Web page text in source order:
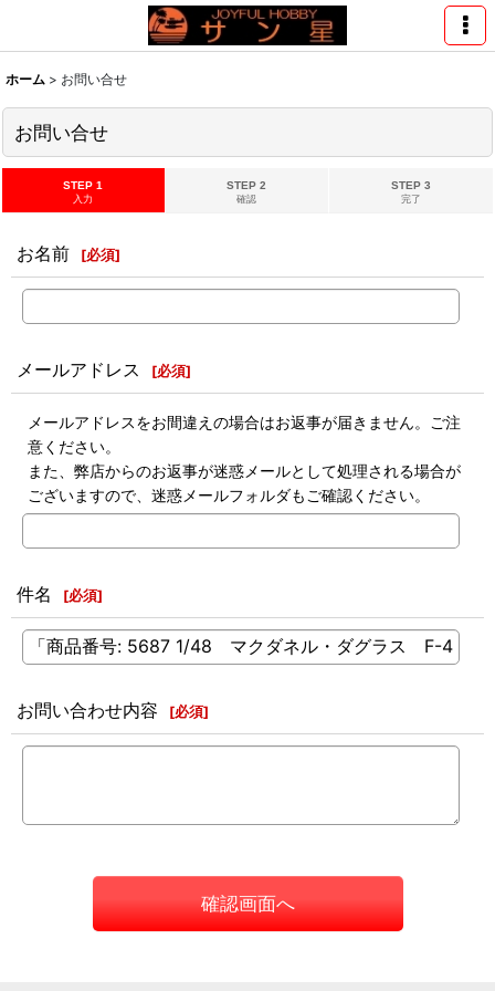
ホーム > お問い合せ
お問い合せ
STEP 1
入力
STEP 2
確認
STEP 3
完了
お名前 [必須]
メールアドレス [必須]
メールアドレスをお間違えの場合はお返事が届きません。ご注
意ください。
また、弊店からのお返事が迷惑メールとして処理される場合が
ございますので、迷惑メールフォルダもご確認ください。
件名 [必須]
お問い合わせ内容 [必須]
確認画面へ